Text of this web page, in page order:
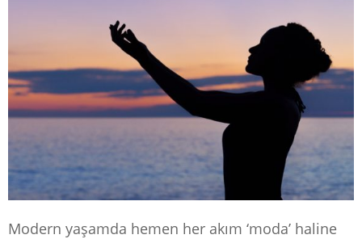
Modern yaşamda hemen her akım ‘moda’ haline